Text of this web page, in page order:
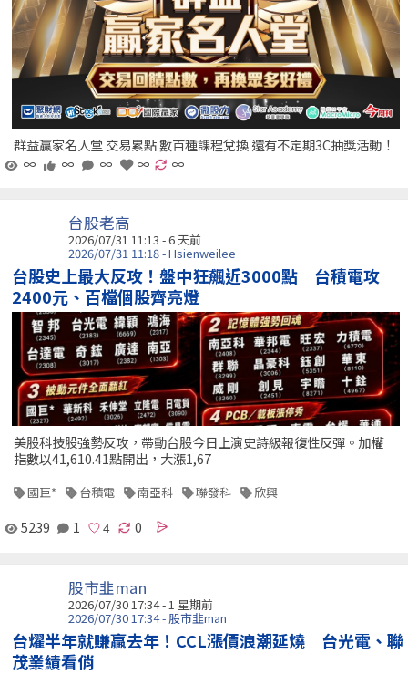
群益贏家名人堂 交易累點 數百種課程兌換 還有不定期3C抽獎活動！
∞
∞ ∞ ∞ ∞
台股老高
2026/07/31 11:13 - 6 天前
2026/07/31 11:18 - Hsienweilee
台股史上最大反攻！盤中狂飆近3000點 台積電攻
2400元、百檔個股齊亮燈
美股科技股強勢反攻，帶動台股今日上演史詩級報復性反彈。加權
指數以41,610.41點開出，大漲1,67
國巨* 台積電 南亞科 聯發科 欣興
5239 1 0
股市韭man
2026/07/30 17:34 - 1 星期前
2026/07/30 17:34 - 股市韭man
台燿半年就賺贏去年！CCL漲價浪潮延燒 台光電、聯
茂業績看俏